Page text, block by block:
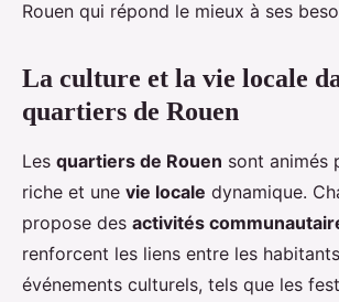
Rouen qui répond le mieux à ses
La culture et la vie locale
quartiers de Rouen
Les quartiers de Rouen sont animés
riche et une vie locale dynamique.
propose des activités
renforcent les liens entre les
événements culturels, tels que les